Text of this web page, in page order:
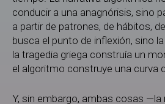
conducir a una anagnórisis, sino
a partir de patrones, de hábitos,
busca el punto de inflexión, sino
la tragedia griega construía un
el algoritmo construye una curva
Y, sin embargo, ambas cosas —la